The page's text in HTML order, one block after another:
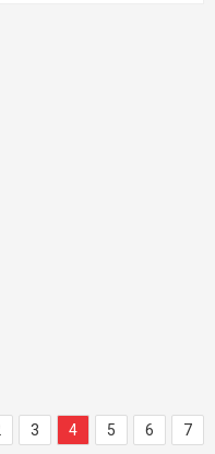
3 4 5 6 7